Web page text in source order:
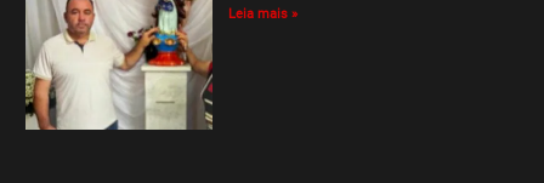
Leia mais »